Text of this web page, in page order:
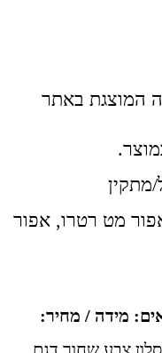
המוצגת באתר
מט רטרו, אפור
מידה / מחיר: